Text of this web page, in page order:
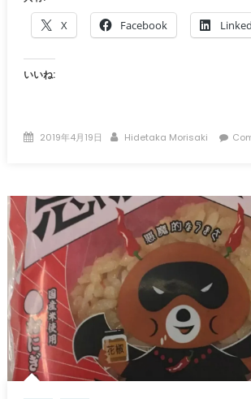
X Facebook
いいね:
Posted
2019年4月19日 Author
Hidetaka Morisaki